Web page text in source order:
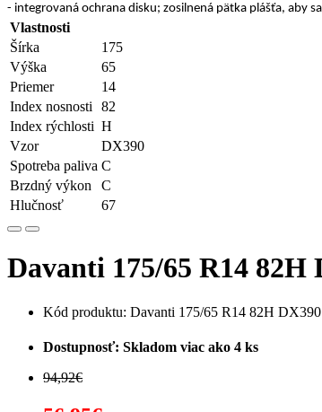
- integrovaná ochrana disku; zosilnená pätka plášťa, aby
Vlastnosti
Šírka
175
Výška
65
Priemer
14
Index nosnosti
82
Index rýchlosti H
Vzor
DX390
Spotreba paliva C
Brzdný výkon
C
Hlučnosť
67
Davanti 175/65 R14 82H
Kód produktu: Davanti 175/65 R14 82H DX390
Dostupnosť: Skladom viac ako 4 ks
94,92€